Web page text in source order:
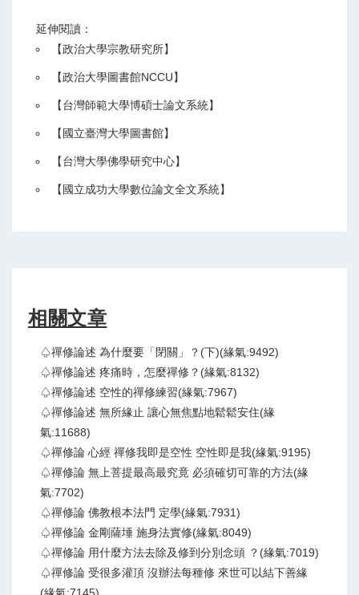
延伸閱讀：
【政治大學宗教研究所】
【政治大學圖書館NCCU】
【台灣師範大學博碩士論文系統】
【 國立臺灣大學圖書館】
【台灣大學佛學研究中心】
【 國立成功大學數位論文全文系統】
相關文章
♤禪修論述 為什麼要「閉關」？(下)(緣氣:9492)
♤禪修論述 疼痛時，怎麼禪修？(緣氣:8132)
♤禪修論述 空性的禪修練習(緣氣:7967)
♤禪修論述 無所緣止 讓心無焦點地鬆鬆安住(緣
氣:11688)
♤禪修論 心經 禪修我即是空性 空性即是我(緣氣:9195)
♤禪修論 無上菩提最高最究竟 必須確切可靠的方法(緣
氣:7702)
♤禪修論 佛教根本法門 定學(緣氣:7931)
♤禪修論 金剛薩埵 施身法實修(緣氣:8049)
♤禪修論 用什麼方法去除及修到分別念頭 ？(緣氣:7019)
♤禪修論 受很多灌頂 沒辦法每種修 來世可以結下善緣